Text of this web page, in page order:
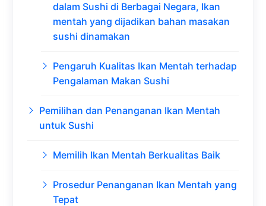
dalam Sushi di Berbagai Negara, Ikan
mentah yang dijadikan bahan masakan
sushi dinamakan
Pengaruh Kualitas Ikan Mentah terhadap
Pengalaman Makan Sushi
Pemilihan dan Penanganan Ikan Mentah
untuk Sushi
Memilih Ikan Mentah Berkualitas Baik
Prosedur Penanganan Ikan Mentah yang
Tepat